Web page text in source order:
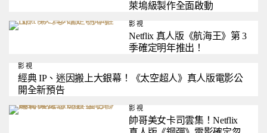
萊塢級製作全面啟動
影視
Netflix 真人版《航海王》第 3
季確定明年推出！
影視
經典 IP、迷因搬上大銀幕！《太空超人》真人版電影公
開全新預告
影視
帥哥美女卡司雲集！Netflix